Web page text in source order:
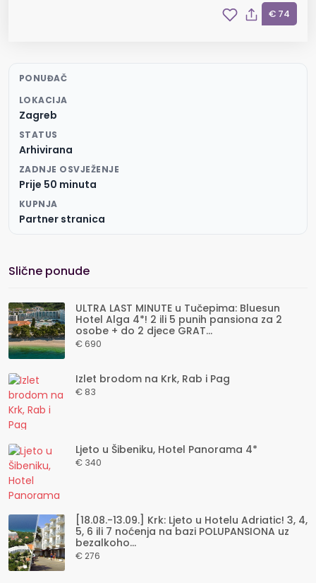
€ 74
PONUĐAČ
LOKACIJA
Zagreb
STATUS
Arhivirana
ZADNJE OSVJEŽENJE
Prije 50 minuta
KUPNJA
Partner stranica
Slične ponude
ULTRA LAST MINUTE u Tučepima: Bluesun
Hotel Alga 4*! 2 ili 5 punih pansiona za 2
osobe + do 2 djece GRAT...
€ 690
Izlet brodom na Krk, Rab i Pag
€ 83
Ljeto u Šibeniku, Hotel Panorama 4*
€ 340
[18.08.-13.09.] Krk: Ljeto u Hotelu Adriatic! 3, 4,
5, 6 ili 7 noćenja na bazi POLUPANSIONA uz
bezalkoho...
€ 276